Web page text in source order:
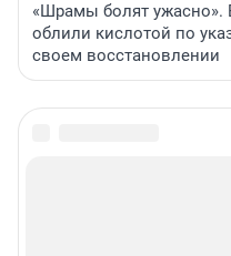
«Шрамы болят ужасно».
облили кислотой по
своем восстановлении